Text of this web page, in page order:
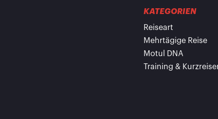
KATEGORIEN
Reiseart
Mehrtägige Reise
Motul DNA
Training &